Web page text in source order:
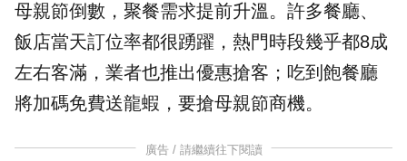
母親節倒數，聚餐需求提前升溫。許多餐廳、
飯店當天訂位率都很踴躍，熱門時段幾乎都8成
左右客滿，業者也推出優惠搶客；吃到飽餐廳
將加碼免費送龍蝦，要搶母親節商機。
廣告 / 請繼續往下閱讀